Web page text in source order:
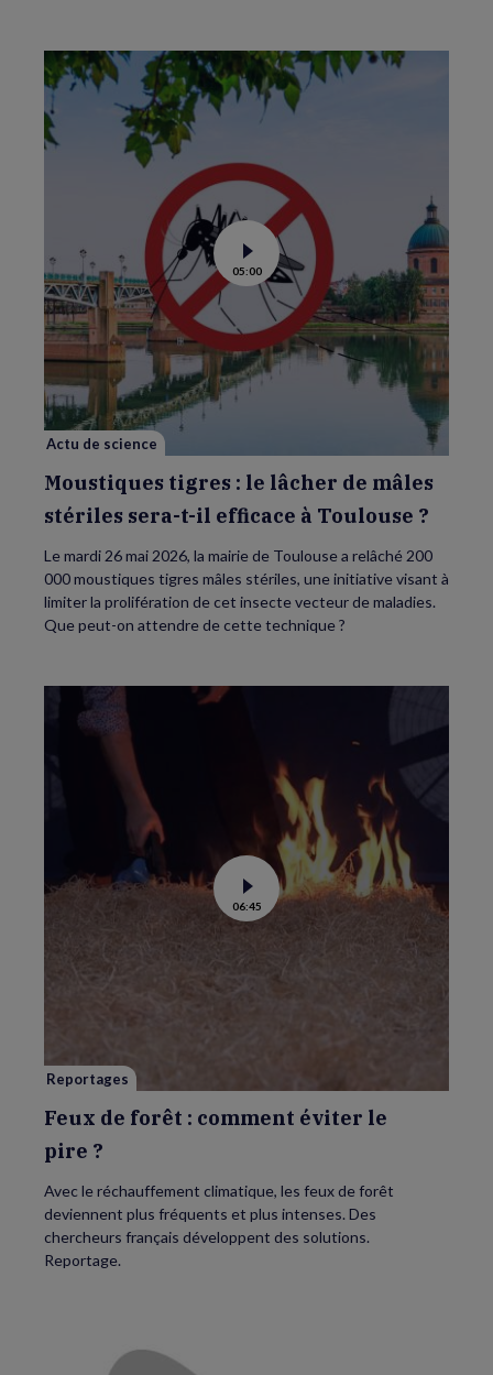
Voir
la
vidéo
de
Moustiques
tigres
le
lâcher
de
il
efficace
à
Toulouse
?
05:00
Actu de science
Moustiques tigres : le lâcher de mâles
stériles sera-t-il efficace à Toulouse ?
Le mardi 26 mai 2026, la mairie de Toulouse a relâché 200
000 moustiques tigres mâles stériles, une initiative visant à
limiter la prolifération de cet insecte vecteur de maladies.
Que peut-on attendre de cette technique ?
Voir
la
vidéo
de
06:45
Reportages
Feux de forêt : comment éviter le
pire ?
Avec le réchauffement climatique, les feux de forêt
deviennent plus fréquents et plus intenses. Des
chercheurs français développent des solutions.
Reportage.